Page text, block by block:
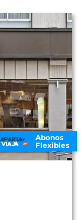
Abonos
Flexibles